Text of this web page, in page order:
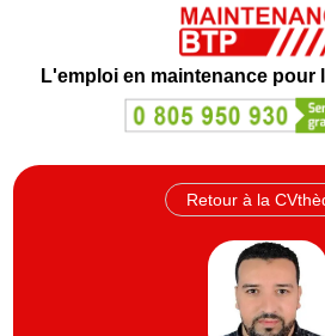
L'emploi en maintenance pour
Retour à la